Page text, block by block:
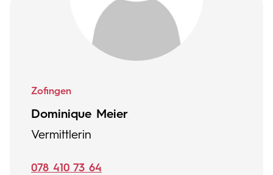
Zofingen
Dominique Meier
Vermittlerin
078 410 73 64